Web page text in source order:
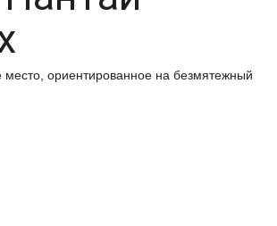
место, ориентированное на безмятежный